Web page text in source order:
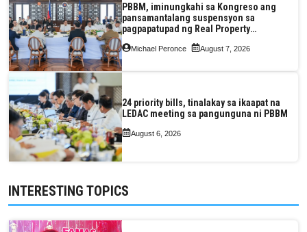
PBBM, iminungkahi sa Kongreso ang
pansamantalang suspensyon sa
pagpapatupad ng Real Property
Valuation and Assessment Reform Act
Michael Peronce August 7, 2026
24 priority bills, tinalakay sa ikaapat na
LEDAC meeting sa pangunguna ni PBBM
August 6, 2026
INTERESTING TOPICS